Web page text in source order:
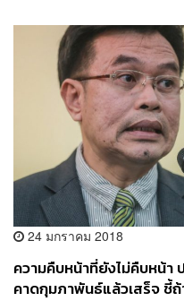
24 มกราคม 2018
ความคืบหน้าที่ยังไม่คืบหน้า
คาดกุมภาพันธ์แล้วเสร็จ ชี้